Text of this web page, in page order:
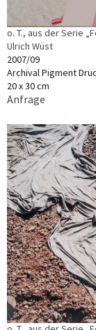
o. T., aus der Serie
Ulrich Wüst
2007/09
Archival Pigment
20 x 30 cm
Anfrage